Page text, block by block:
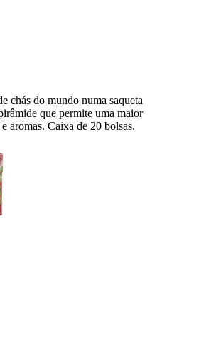
chás do mundo numa saqueta
que permite uma maior
aromas. Caixa de 20 bolsas.